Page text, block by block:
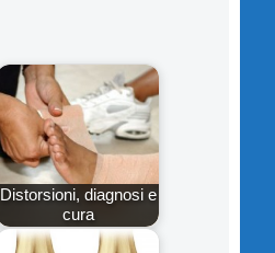
Distorsioni, diagnosi e
cura